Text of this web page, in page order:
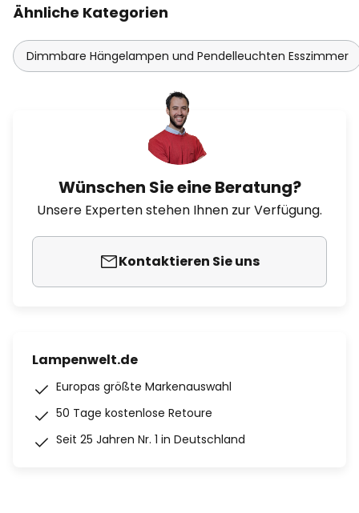
Ähnliche Kategorien
Dimmbare Hängelampen und Pendelleuchten Esszimmer
Wünschen Sie eine Beratung?
Unsere Experten stehen Ihnen zur Verfügung.
Kontaktieren Sie uns
Lampenwelt.de
Europas größte Markenauswahl
50 Tage kostenlose Retoure
Seit 25 Jahren Nr. 1 in Deutschland